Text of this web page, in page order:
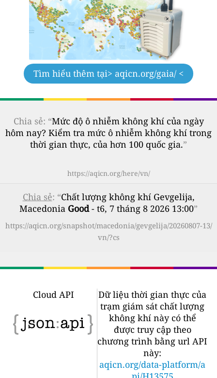
Tìm hiểu thêm tại> aqicn.org/gaia/ <
Chia sẻ: “Mức độ ô nhiễm không khí của ngày
hôm nay? Kiểm tra mức ô nhiễm không khí trong
thời gian thực, của hơn 100 quốc gia.”
https://aqicn.org/here/vn/
Chia sẻ: “Chất lượng không khí Gevgelija,
Macedonia Good- t6, 7 tháng 8 2026 13:00”
https://aqicn.org/snapshot/macedonia/gevgelija/20260807-13/
vn/?cs
Cloud API
Dữ liệu thời gian thực của
trạm giám sát chất lượng
không khí này có thể
được truy cập theo
chương trình bằng url API
này:
aqicn.org/data-platform/a